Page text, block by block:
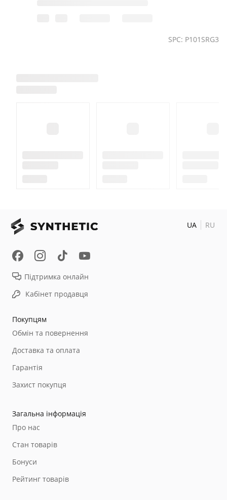
SPC: P101SRG3
Покупцям
Обмін та повернення
Доставка та оплата
Гарантія
Захист покупця
Загальна інформація
Про нас
Стан товарів
Бонуси
Рейтинг товарів
Підтримка онлайн
Кабінет продавця
UA RU